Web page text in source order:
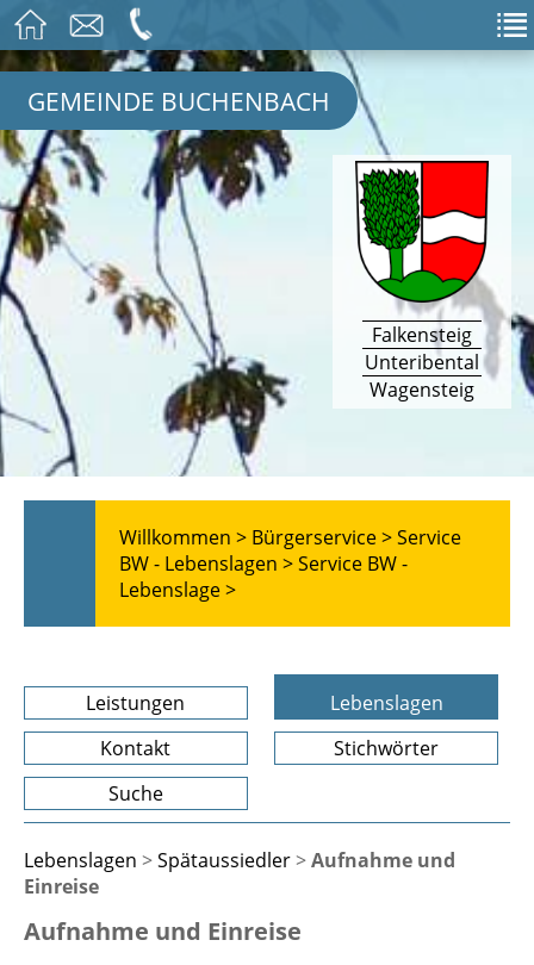
GEMEINDE BUCHENBACH
Falkensteig
Unteribental
Wagensteig
Willkommen > Bürgerservice >Service
BW - Lebenslagen >Service BW -
Lebenslage >
Leistungen
Lebenslagen
Kontakt
Stichwörter
Suche
Lebenslagen >Spätaussiedler>Aufnahme und
Einreise
Aufnahme und Einreise